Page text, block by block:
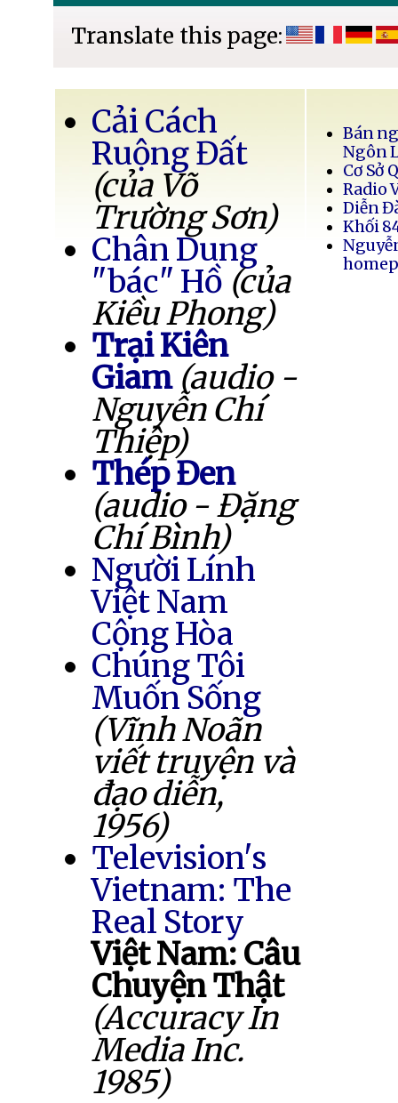
Translate this page:
Cải Cách
Ruộng Đất
(của Võ
Trường Sơn)
Chân Dung
"bác" Hồ (của
Kiều Phong)
Trại Kiên
Giam (audio -
Nguyễn Chí
Thiệp)
Thép Đen
(audio - Đặng
Chí Bình)
Người Lính
Việt Nam
Cộng Hòa
Chúng Tôi
Muốn Sống
(Vĩnh Noãn
viết truyện và
đạo diễn,
1956)
Television's
Vietnam: The
Real Story
Việt Nam: Câu
Chuyện Thật
(Accuracy In
Media Inc.
1985)
Bán
Ngôn
Cơ Sở
Radio
Diễn
Khối